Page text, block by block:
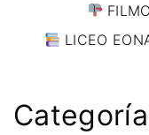
DIRECTORES
W)
CINE
ASIA
LICEO
TALLERES
ONLINE